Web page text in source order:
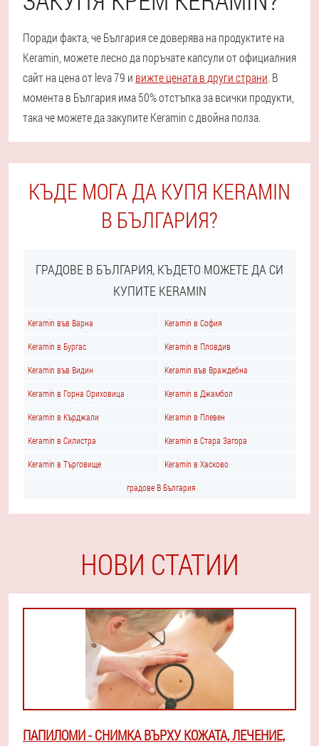
Поради факта, че България се доверява на продуктите на
Keramin, можете лесно да поръчате капсули от официалния
сайт на цена от leva 79 и вижте цената в други страни. В
момента в България има 50% отстъпка за всички продукти,
така че можете да закупите Keramin с двойна полза.
КЪДЕ МОГА ДА КУПЯ KERAMIN
В БЪЛГАРИЯ?
ГРАДОВЕ В БЪЛГАРИЯ, КЪДЕТО МОЖЕТЕ ДА СИ
КУПИТЕ KERAMIN
Keramin във Варна Keramin в София
Keramin в Бургас Keramin в Пловдив
Keramin във Видин Keramin във Враждебна
Keramin в Горна Ориховица Keramin в Джамбол
Keramin в Кърджали Keramin в Плевен
Keramin в Силистра Keramin в Стара Загора
Keramin в Търговище Keramin в Хасково
градове В България
НОВИ СТАТИИ
ПАПИЛОМИ - СНИМКА ВЪРХУ КОЖАТА, ЛЕЧЕНИЕ,